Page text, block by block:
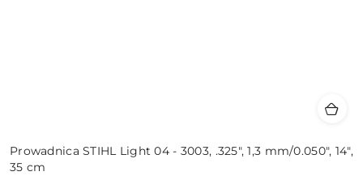
Prowadnica STIHL Light 04 - 3003, .325", 1,3 mm/0.050", 14",
35 cm